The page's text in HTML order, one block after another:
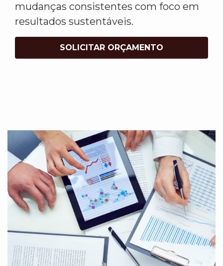
mudanças consistentes com foco em
resultados sustentáveis.
SOLICITAR ORÇAMENTO